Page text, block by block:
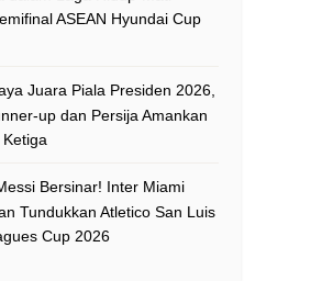
ASEAN Hyundai Cup
Juara Piala Presiden 2026,
up dan Persija Amankan
Bersinar! Inter Miami
Tundukkan Atletico San Luis
Cup 2026